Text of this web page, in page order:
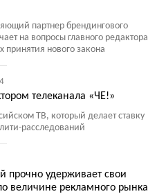
партнер брендингового
на вопросы главного редактора
принятия нового закона
4
телеканала «ЧЕ!»
ТВ, который делает ставку
расследований
прочно удерживает свои
величине рекламного рынка